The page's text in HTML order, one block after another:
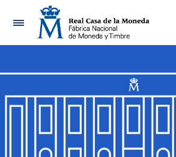
Nabigazioa
Erakutsi/Ezkutatu
Erakutsi/Ezkutatu